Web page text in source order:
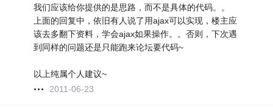
我们应该给你提供的是思路，而不是具体的代码。。
上面的回复中，依旧有人说了用ajax可以实现，楼主应
该去多翻下资料，学会ajax如果操作。。否则，下次遇
到同样的问题还是只能跑来论坛要代码~
以上纯属个人建议~
2011-06-23